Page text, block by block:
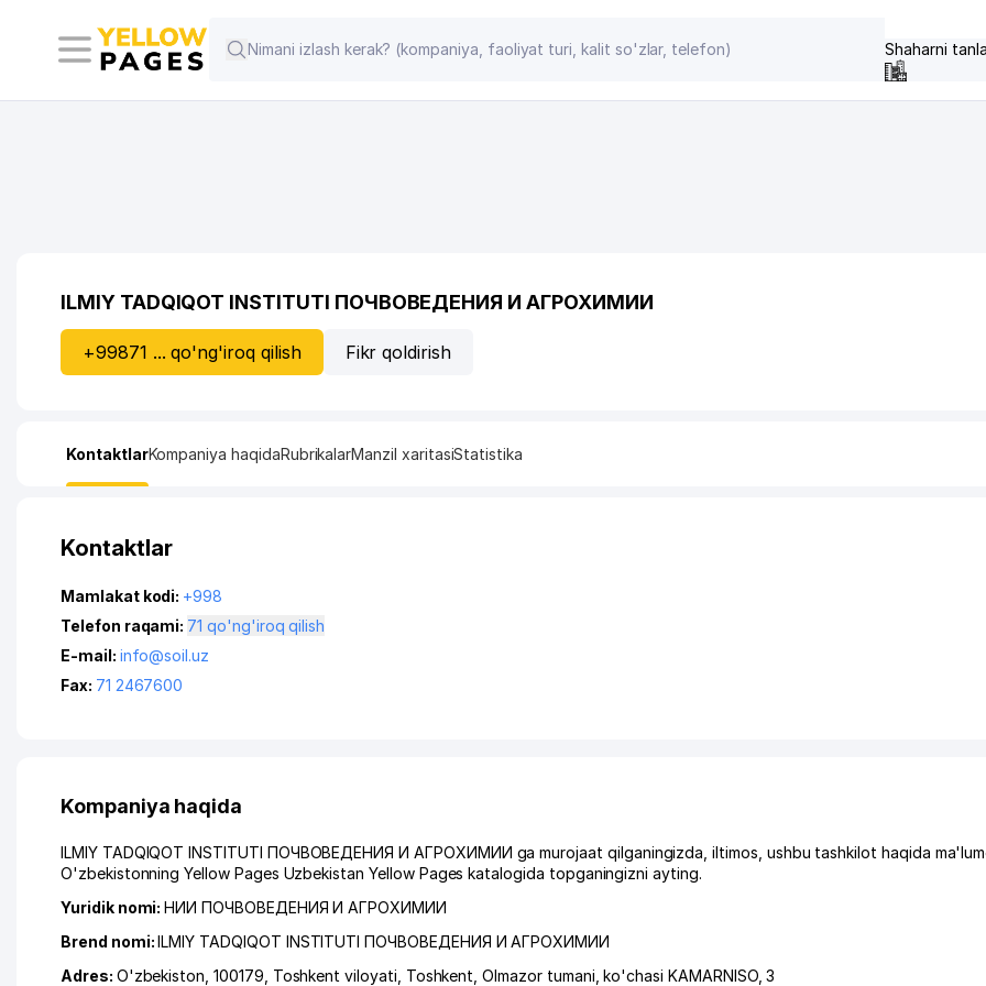
Shaharni
ILMIY TADQIQOT INSTITUTI ПОЧВОВЕДЕНИЯ И АГРОХИМИИ
+99871 ... qo'ng'iroq qilish Fikr qoldirish
KontaktlarKompaniya haqidaRubrikalarManzil xaritasiStatistika
Kontaktlar
Mamlakat kodi: +998
Telefon raqami:
71 qo'ng'iroq qilish
E-mail: info@soil.uz
Fax: 71 2467600
Kompaniya haqida
ILMIY TADQIQOT INSTITUTI ПОЧВОВЕДЕНИЯ И АГРОХИМИИ ga murojaat qilganingizda, iltimos, ushbu tashkilot haqida
O'zbekistonning Yellow Pages Uzbekistan Yellow Pages katalogida topganingizni ayting.
Yuridik nomi:НИИ ПОЧВОВЕДЕНИЯ И АГРОХИМИИ
Brend nomi:ILMIY TADQIQOT INSTITUTI ПОЧВОВЕДЕНИЯ И АГРОХИМИИ
Adres: O'zbekiston, 100179, Toshkent viloyati Toshkent ,Olmazor tumani ,ko'chasi KAMARNISO, 3